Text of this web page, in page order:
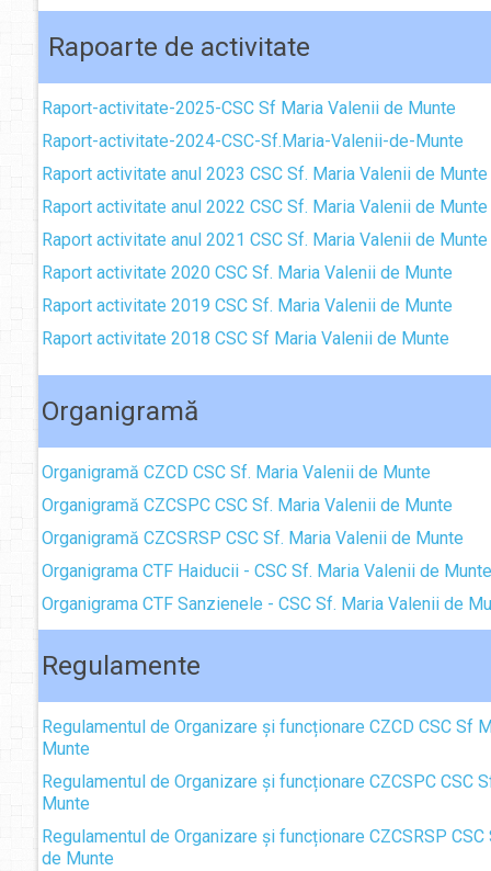
Rapoarte de activitate
Raport-activitate-2025-CSC Sf Maria Valenii de Munte
Raport-activitate-2024-CSC-Sf.Maria-Valenii-de-Munte
Raport activitate anul 2023 CSC Sf. Maria Valenii de Munte
Raport activitate anul 2022 CSC Sf. Maria Valenii de Munte
Raport activitate anul 2021 CSC Sf. Maria Valenii de Munte
Raport activitate 2020 CSC Sf. Maria Valenii de Munte
Raport activitate 2019 CSC Sf. Maria Valenii de Munte
Raport activitate 2018 CSC Sf Maria Valenii de Munte
Organigramă
Organigramă CZCD CSC Sf. Maria Valenii de Munte
Organigramă CZCSPC CSC Sf. Maria Valenii de Munte
Organigramă CZCSRSP CSC Sf. Maria Valenii de Munte
Organigrama CTF Haiducii - CSC Sf. Maria Valenii de Munte
Organigrama CTF Sanzienele - CSC Sf. Maria Valenii de
Regulamente
Regulamentul de Organizare și funcționare CZCD CSC Sf
Munte
Regulamentul de Organizare și funcționare CZCSPC CSC
Munte
Regulamentul de Organizare și funcționare CZCSRSP
de Munte